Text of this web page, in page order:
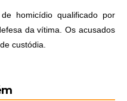
homicídio qualificado por
da vítima. Os acusados
custódia.